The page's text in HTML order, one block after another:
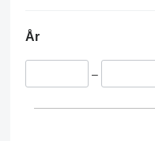
År
–